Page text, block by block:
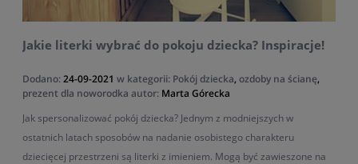
Jakie literki wybrać do pokoju dziecka? Inspiracje!
Dodano:24-09-2021 w kategorii: Pokój dziecka, ozdoby na ścianę,
prezent dla noworodka autor: Marta Górecka
Jak spersonalizować pokój dziecka? Jednym z modniejszych w
ostatnich latach sposobów na nadanie osobistego charakteru
dziecięcej przestrzeni są literki z imieniem. Mogą być zawieszone na